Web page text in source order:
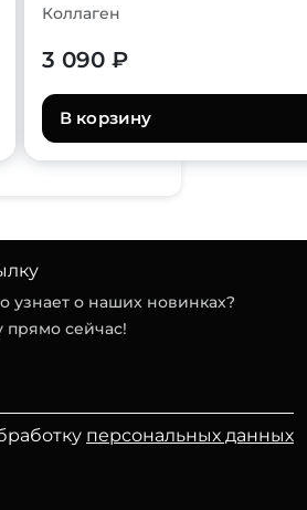
Коллаген
3 090 ₽
В корзину
узнает о наших новинках?
прямо сейчас!
персональных данных